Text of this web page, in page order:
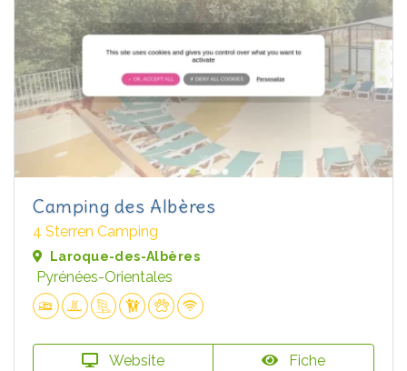
Camping des Albères
4 Sterren Camping
Laroque-des-Albères
Pyrénées-Orientales
Website Fiche